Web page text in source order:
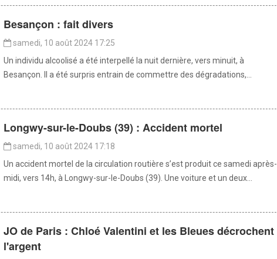
Besançon : fait divers
samedi, 10 août 2024 17:25
Un individu alcoolisé a été interpellé la nuit dernière, vers minuit, à
Besançon. Il a été surpris entrain de commettre des dégradations,...
Longwy-sur-le-Doubs (39) : Accident mortel
samedi, 10 août 2024 17:18
Un accident mortel de la circulation routière s’est produit ce samedi après-
midi, vers 14h, à Longwy-sur-le-Doubs (39). Une voiture et un deux...
JO de Paris : Chloé Valentini et les Bleues décrochent
l'argent